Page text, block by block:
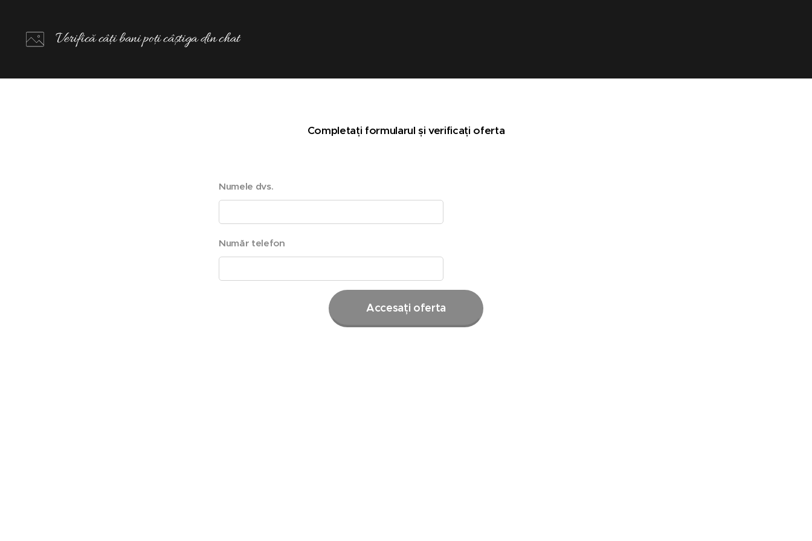
Verifică câți bani poți câștiga din chat
Completați formularul și verificați oferta
Numele dvs.
Număr telefon
Accesați oferta